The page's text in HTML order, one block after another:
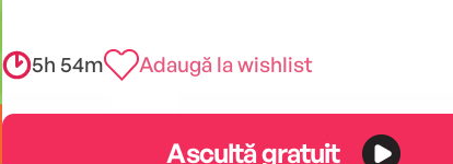
5h 54m Adaugă la wishlist
Ascultă gratuit